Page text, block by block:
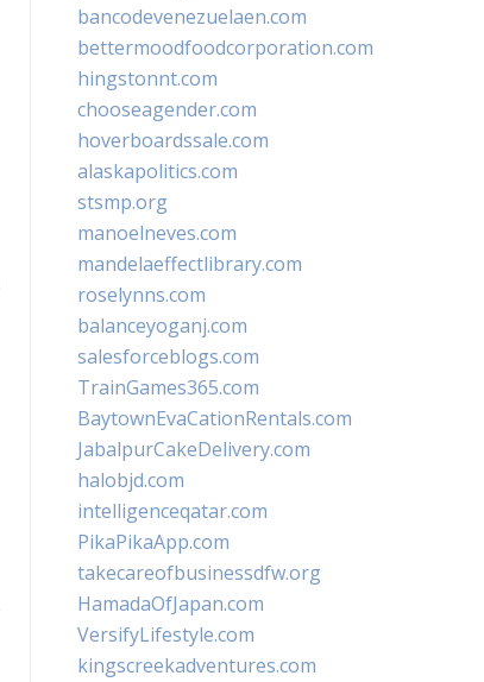
bancodevenezuelaen.com
bettermoodfoodcorporation.com
hingstonnt.com
chooseagender.com
hoverboardssale.com
alaskapolitics.com
stsmp.org
manoelneves.com
mandelaeffectlibrary.com
roselynns.com
balanceyoganj.com
salesforceblogs.com
TrainGames365.com
BaytownEvaCationRentals.com
JabalpurCakeDelivery.com
halobjd.com
intelligenceqatar.com
PikaPikaApp.com
takecareofbusinessdfw.org
HamadaOfJapan.com
VersifyLifestyle.com
kingscreekadventures.com